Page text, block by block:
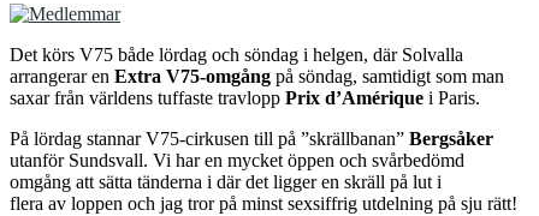
Det körs V75 både lördag och söndag i helgen, där Solvalla
arrangerar en Extra V75-omgång på söndag, samtidigt som man
saxar från världens tuffaste travlopp Prix d’Amérique i Paris.
På lördag stannar V75-cirkusen till på ”skrällbanan” Bergsåker
utanför Sundsvall. Vi har en mycket öppen och svårbedömd
omgång att sätta tänderna i där det ligger en skräll på lut i
flera av loppen och jag tror på minst sexsiffrig utdelning på sju rätt!